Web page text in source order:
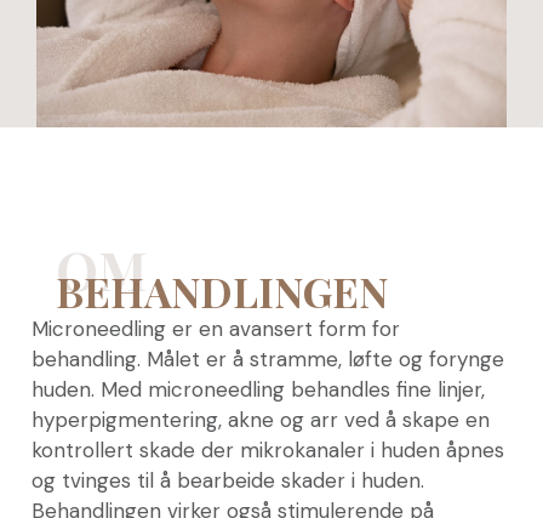
OM
BEHANDLINGEN
Microneedling er en avansert form for
behandling. Målet er å stramme, løfte og forynge
huden. Med microneedling behandles fine linjer,
hyperpigmentering, akne og arr ved å skape en
kontrollert skade der mikrokanaler i huden åpnes
og tvinges til å bearbeide skader i huden.
Behandlingen virker også stimulerende på